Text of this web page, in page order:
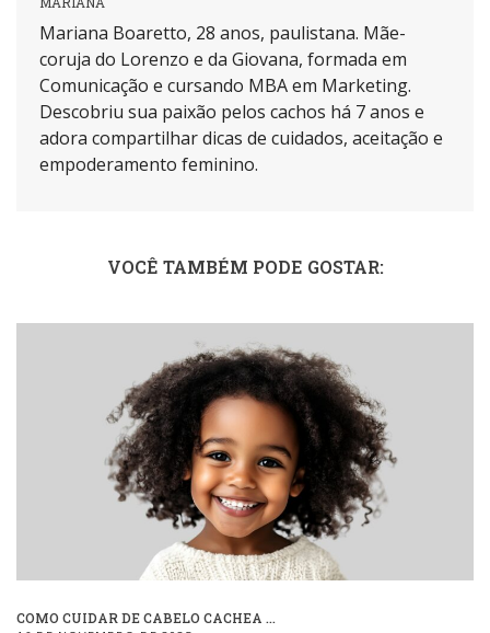
Mariana Boaretto, 28 anos, paulistana. Mãe-
coruja do Lorenzo e da Giovana, formada em
Comunicação e cursando MBA em Marketing.
Descobriu sua paixão pelos cachos há 7 anos e
adora compartilhar dicas de cuidados, aceitação e
empoderamento feminino.
VOCÊ TAMBÉM PODE GOSTAR:
COMO CUIDAR DE CABELO CACHEA ...